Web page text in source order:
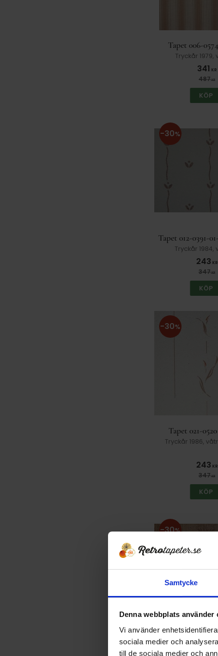
Samtycke
Denna webbplats använder
Vi använder
sociala medier och
till de sociala medier och
Tapet 006-
Tryckår 1979,
341 KR
487KR
KÖP
Tapet 012-0391-
Tryckår 1984,
243 KR
347KR
30%
KÖP
Tapet 021-
Tryckår 1986,
243 KR
347KR
30%
KÖP
Tapet 0352-01-
Tryckår
30%